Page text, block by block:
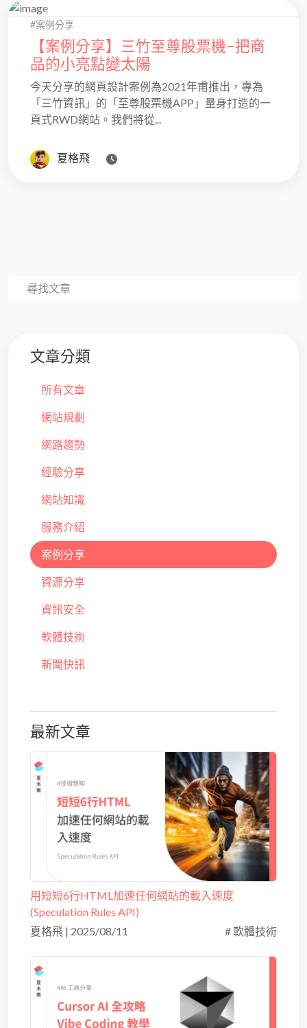
#案例分享
【案例分享】三竹至尊股票機−把商
品的小亮點變太陽
今天分享的網頁設計案例為2021年甫推出，專為
「三竹資訊」的「至尊股票機APP」量身打造的一
頁式RWD網站。我們將從...
夏格飛
文章分類
所有文章
網站規劃
網路趨勢
經驗分享
網站知識
服務介紹
案例分享
資源分享
資訊安全
軟體技術
新聞快訊
最新文章
用短短6行HTML加速任何網站的載入速度
(Speculation Rules API)
夏格飛 | 2025/08/11 # 軟體技術